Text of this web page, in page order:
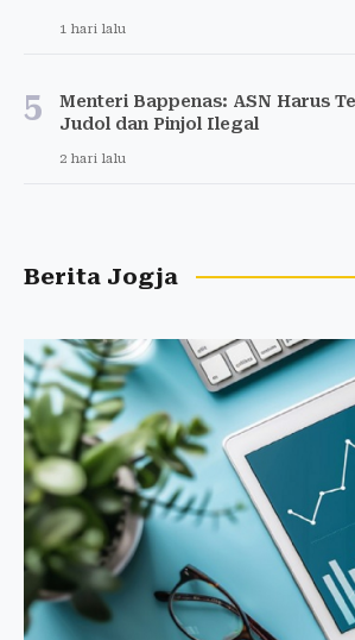
1 hari lalu
5
Menteri Bappenas: ASN Harus
Judol dan Pinjol Ilegal
2 hari lalu
Berita Jogja